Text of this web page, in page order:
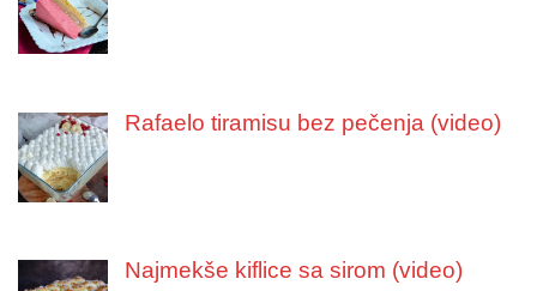
Rafaelo tiramisu bez pečenja (video)
Najmekše kiflice sa sirom (video)